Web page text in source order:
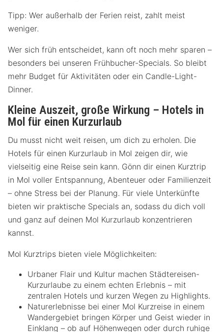
Tipp: Wer außerhalb der Ferien reist, zahlt meist
weniger.
Wer sich früh entscheidet, kann oft noch mehr sparen –
besonders bei unseren Frühbucher-Specials. So bleibt
mehr Budget für Aktivitäten oder ein Candle-Light-
Dinner.
Kleine Auszeit, große Wirkung – Hotels in
Mol für einen Kurzurlaub
Du musst nicht weit reisen, um dich zu erholen. Die
Hotels für einen Kurzurlaub in Mol zeigen dir, wie
vielseitig eine Reise sein kann. Gönn dir einen Kurztrip
in Mol voller Entspannung, Abenteuer oder Familienzeit
– ohne Stress bei der Planung. Für viele Unterkünfte
bieten wir praktische Specials an, sodass du dich voll
und ganz auf deinen Mol Kurzurlaub konzentrieren
kannst.
Mol Kurztrips bieten viele Möglichkeiten:
Urbaner Flair und Kultur machen Städtereisen-
Kurzurlaube zu einem echten Erlebnis – mit
zentralen Hotels und kurzen Wegen zu Highlights.
Naturerlebnisse bei einer Mol Kurzreise in einem
Wandergebiet bringen Körper und Geist wieder in
Einklang – ob auf Höhenwegen oder durch ruhige